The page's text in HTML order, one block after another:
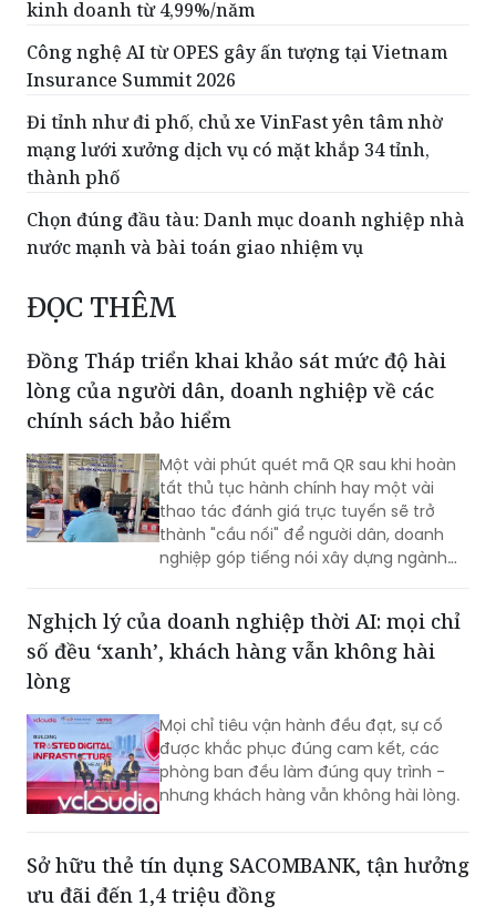
kinh doanh từ 4,99%/năm
Công nghệ AI từ OPES gây ấn tượng tại Vietnam
Insurance Summit 2026
Đi tỉnh như đi phố, chủ xe VinFast yên tâm nhờ
mạng lưới xưởng dịch vụ có mặt khắp 34 tỉnh,
thành phố
Chọn đúng đầu tàu: Danh mục doanh nghiệp nhà
nước mạnh và bài toán giao nhiệm vụ
ĐỌC THÊM
Đồng Tháp triển khai khảo sát mức độ hài
lòng của người dân, doanh nghiệp về các
chính sách bảo hiểm
Một vài phút quét mã QR sau khi hoàn
tất thủ tục hành chính hay một vài
thao tác đánh giá trực tuyến sẽ trở
thành "cầu nối" để người dân, doanh
nghiệp góp tiếng nói xây dựng ngành
hơn.
Nghịch lý của doanh nghiệp thời AI: mọi chỉ
số đều ‘xanh’, khách hàng vẫn không hài
lòng
Mọi chỉ tiêu vận hành đều đạt, sự cố
được khắc phục đúng cam kết, các
phòng ban đều làm đúng quy trình -
nhưng khách hàng vẫn không hài lòng.
Sở hữu thẻ tín dụng SACOMBANK, tận hưởng
ưu đãi đến 1,4 triệu đồng